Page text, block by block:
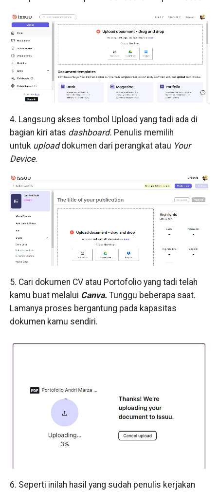
4. Langsung akses tombol Upload yang tadi ada di
bagian kiri atas dashboard. Penulis memilih
untuk uploaddokumen dari perangkat atau Your
Device.
5. Cari dokumen CV atau Portofolio yang tadi telah
kamu buat melalui Canva. Tunggu beberapa saat.
Lamanya proses bergantung pada kapasitas
dokumen kamu sendiri.
6. Seperti inilah hasil yang sudah penulis kerjakan